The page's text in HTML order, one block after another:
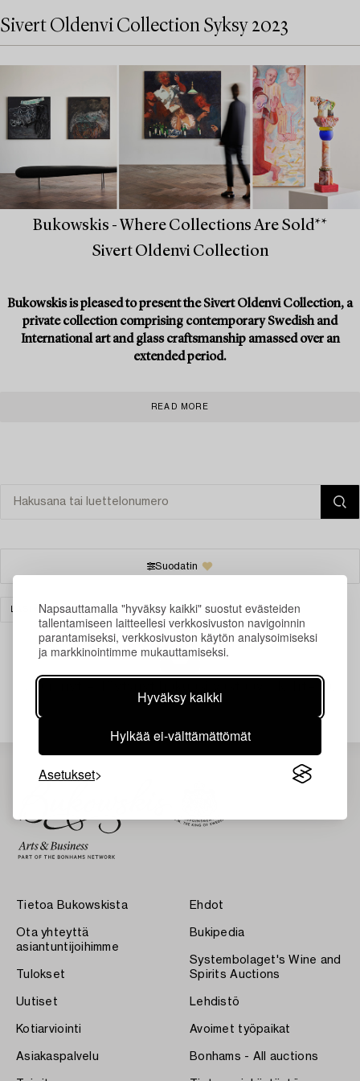
Napsauttamalla "hyväksy kaikki" suostut evästeiden
tallentamiseen laitteellesi verkkosivuston navigoinnin
parantamiseksi, verkkosivuston käytön analysoimiseksi
ja markkinointimme mukauttamiseksi.
Hyväksy kaikki
Hylkää ei-välttämättömät
Asetukset
Sivert Oldenvi Collection Syksy 2023
Bukowskis - Where Collections Are Sold**
Sivert Oldenvi Collection
Bukowskis is pleased to present the Sivert Oldenvi Collection, a
private collection comprising contemporary Swedish and
International art and glass craftsmanship amassed over an
extended period.
READ MORE
Suodatin
TYHJENNÄ KAIKKI
Juuri nyt ei löytynyt hakuasi vastaavia kohteita.
Tietoa Bukowskista
Ota yhteyttä
asiantuntijoihimme
Tulokset
Uutiset
Kotiarviointi
Asiakaspalvelu
Ehdot
Bukipedia
Systembolaget's Wine and
Spirits Auctions
Lehdistö
Avoimet työpaikat
Bonhams - All auctions